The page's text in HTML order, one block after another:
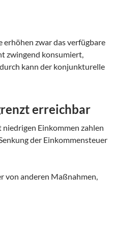
erhöhen zwar das verfügbare
zwingend konsumiert,
kann der konjunkturelle
erreichbar
Einkommen zahlen
der Einkommensteuer
von anderen Maßnahmen,